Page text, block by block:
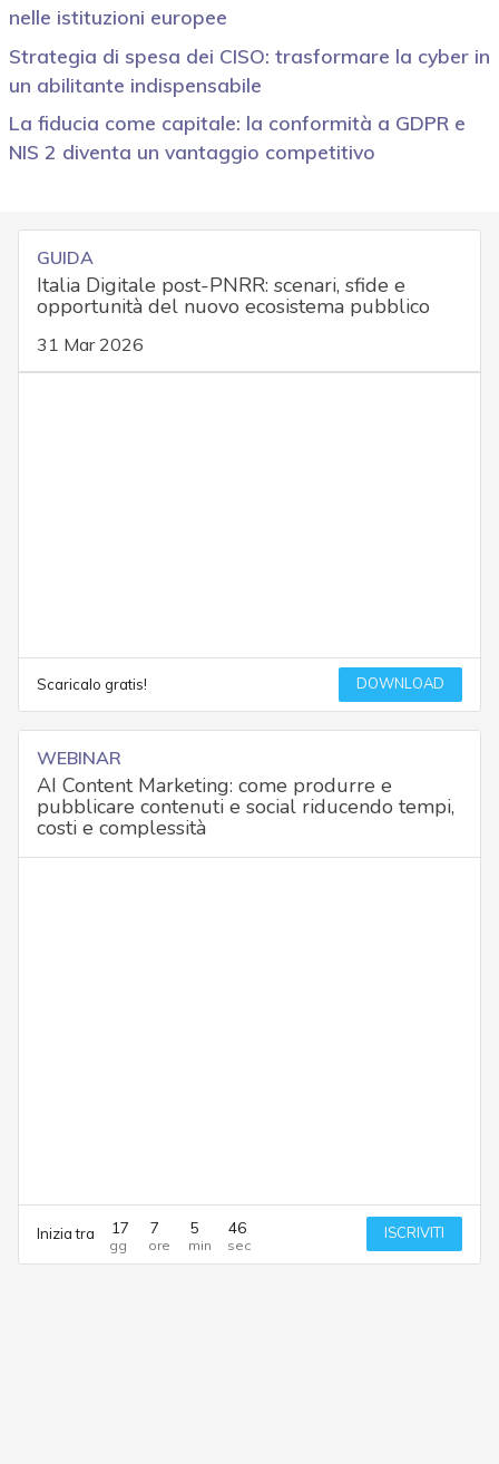
nelle istituzioni europee
Strategia di spesa dei CISO: trasformare la cyber in
un abilitante indispensabile
La fiducia come capitale: la conformità a GDPR e
NIS 2 diventa un vantaggio competitivo
GUIDA
Italia Digitale post-PNRR: scenari, sfide e
opportunità del nuovo ecosistema pubblico
31 Mar 2026
Scaricalo gratis! DOWNLOAD
WEBINAR
AI Content Marketing: come produrre e
pubblicare contenuti e social riducendo tempi,
costi e complessità
Inizia tra 17 7 5 46 ISCRIVITI